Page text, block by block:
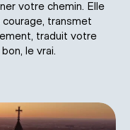
votre chemin. Elle
transmet
traduit votre
le vrai.